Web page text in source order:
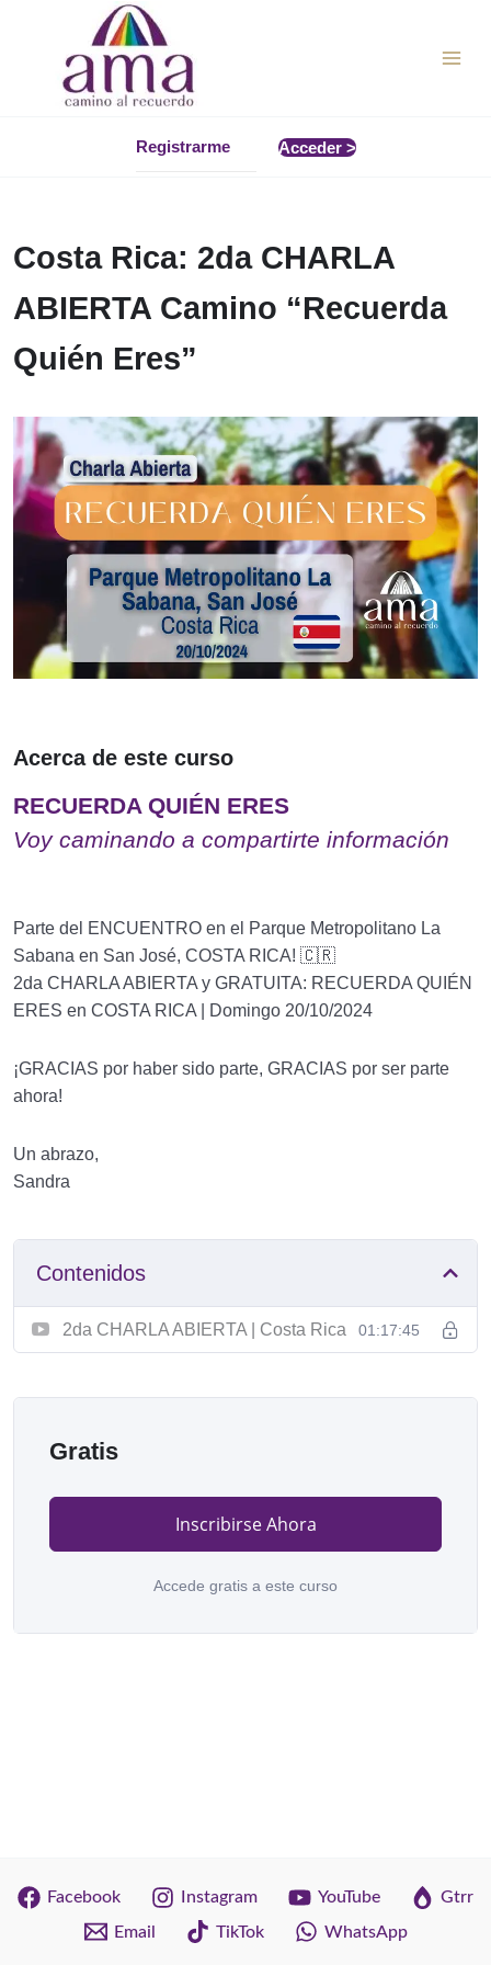
contenido
Registrarme Acceder >
Costa Rica: 2da CHARLA
ABIERTA Camino “Recuerda
Quién Eres”
Acerca de este curso
RECUERDA QUIÉN ERES
Voy caminando a compartirte información
Parte del ENCUENTRO en el Parque Metropolitano La
Sabana en San José, COSTA RICA! 🇨🇷
2da CHARLA ABIERTA y GRATUITA: RECUERDA QUIÉN
ERES en COSTA RICA | Domingo 20/10/2024
¡GRACIAS por haber sido parte, GRACIAS por ser parte
ahora!
Un abrazo,
Sandra
Contenidos
2da CHARLA ABIERTA | Costa Rica 01:17:45
Gratis
Inscribirse Ahora
Accede gratis a este curso
Facebook Instagram YouTube
Gtrr
Email
TikTok WhatsApp